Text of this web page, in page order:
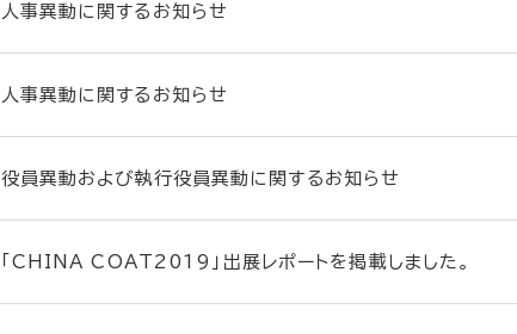
人事異動に関するお知らせ
人事異動に関するお知らせ
役員異動および執行役員異動に関するお知らせ
「CHINA COAT2019」出展レポートを掲載しました。